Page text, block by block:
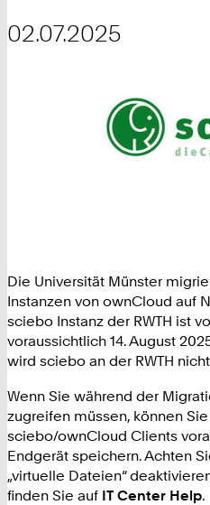
02.07.2025
Die Universität Münster
Instanzen von ownCloud auf
sciebo Instanz der RWTH ist
voraussichtlich 14. August
wird sciebo an der RWTH
Wenn Sie während der
zugreifen müssen, können
sciebo/ownCloud Clients
Endgerät speichern. Achten
„virtuelle Dateien“
finden Sie auf IT Center Help.